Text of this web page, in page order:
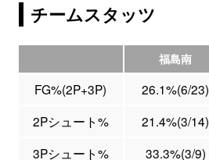
チームスタッツ
福島南
FG%(2P+3P) 26.1%(6/23)
2Pシュート%
21.4%(3/14)
3Pシュート%
33.3%(3/9)